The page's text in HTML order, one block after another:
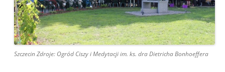
Szczecin Zdroje: Ogród Ciszy i Medytacji im. ks. dra Dietricha Bonhoeffera